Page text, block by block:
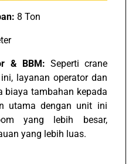
8 Ton
& BBM: Seperti crane
layanan operator dan
biaya tambahan kepada
utama dengan unit ini
yang lebih besar,
yang lebih luas.